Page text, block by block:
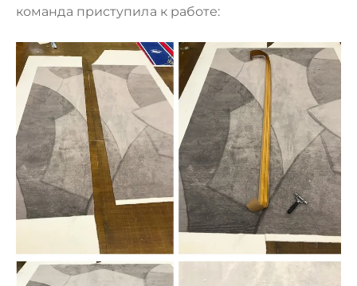
команда приступила к работе: